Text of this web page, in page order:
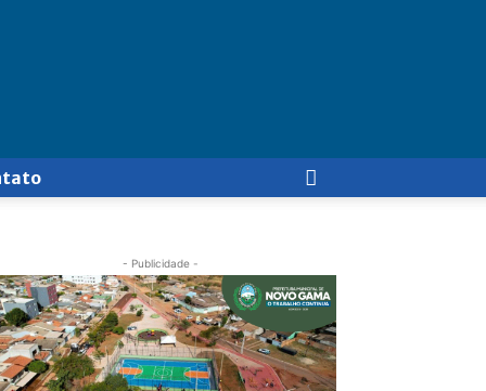
- Publicidade -